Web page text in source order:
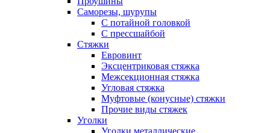
Саморезы, шурупы
С потайной головкой
С прессшайбой
Стяжки
Евровинт
Эксцентриковая стяжка
Межсекционная стяжка
Угловая стяжка
Муфтовые (конусные) стяжки
Прочие виды стяжек
Уголки
Уголки металлические